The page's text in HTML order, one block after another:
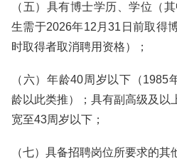
（五）具有博士学历、学位（
生需于2026年12月31日前取得
时取得者取消聘用资格）；
（六）年龄40周岁以下（1985
龄以此类推）；具有副高级及以
宽至43周岁以下；
（七）具备招聘岗位所要求的其